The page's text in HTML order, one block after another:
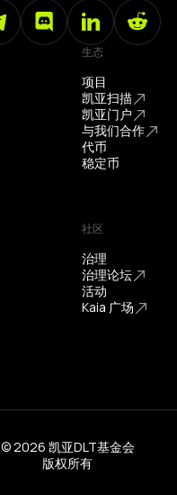
生态
项目
凯亚扫描
凯亚门户
与我们合作
代币
稳定币
社区
治理
治理论坛
活动
Kaia 广场
© 2026 凯亚DLT基金会
版权所有